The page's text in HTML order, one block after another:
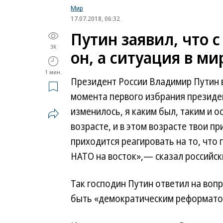
Мир
17.07.2018, 06:32
3K
1 мин.
Путин заявил, что
он, а ситуация в
Президент России Владимир Путин
момента первого избрания
изменилось, я каким был, таким и
возрасте, и в этом возрасте твои
приходится реагировать на то,
НАТО на восток»,— сказал
Так господин Путин ответил на
быть «демократическим